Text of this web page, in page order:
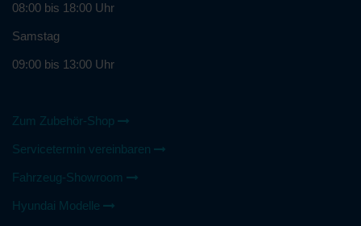
08:00 bis 18:00 Uhr
Samstag
09:00 bis 13:00 Uhr
Zum Zubehör-Shop
Servicetermin vereinbaren
Fahrzeug-Showroom
Hyundai Modelle